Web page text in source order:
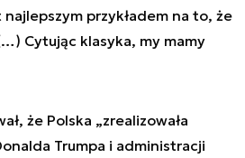
przykładem na to, że
Cytując klasyka, my mamy
że Polska „zrealizowała
Trumpa i administracji